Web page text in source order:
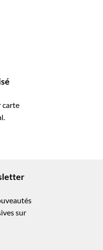
carte
sur